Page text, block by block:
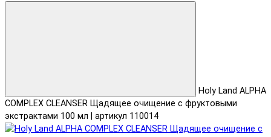
Holy Land ALPHA
COMPLEX CLEANSER Щадящее очищение с фруктовыми
экстрактами 100 мл | артикул 110014